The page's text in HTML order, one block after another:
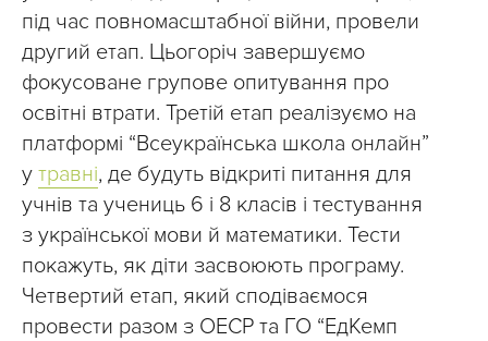
під час повномасштабної війни, провели
другий етап. Цьогоріч завершуємо
фокусоване групове опитування про
освітні втрати. Третій етап реалізуємо на
платформі “Всеукраїнська школа онлайн”
у травні, де будуть відкриті питання для
учнів та учениць 6 і 8 класів і тестування
з української мови й математики. Тести
покажуть, як діти засвоюють програму.
Четвертий етап, який сподіваємося
провести разом з ОЕСР та ГО “ЕдКемп